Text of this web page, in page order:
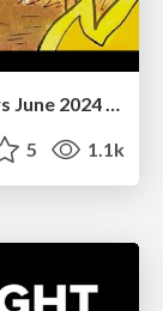
The Impact of AI in SEO - AI Overviews June 2024 Edition
5 1.1k